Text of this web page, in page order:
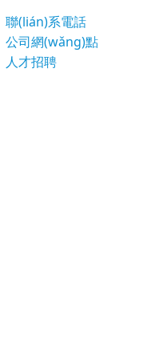
聯(lián)系電話
公司網(wǎng)點
人才招聘